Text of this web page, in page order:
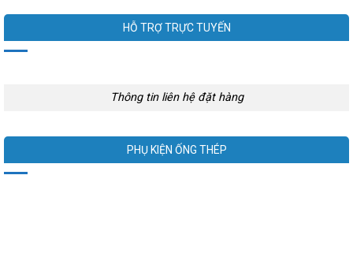
HỖ TRỢ TRỰC TUYẾN
Thông tin liên hệ đặt hàng
PHỤ KIỆN ỐNG THÉP